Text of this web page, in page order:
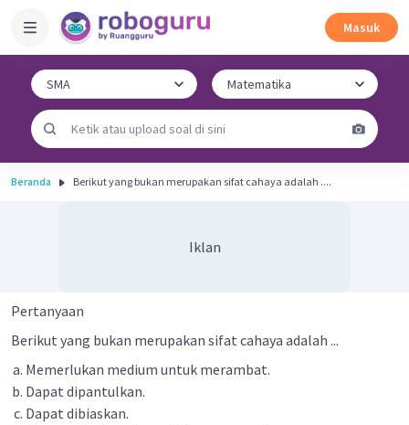
Masuk
Beranda Berikut yang bukan merupakan sifat cahaya adalah ....
Iklan
Pertanyaan
Berikut yang bukan merupakan sifat cahaya adalah ...
Memerlukan medium untuk merambat.
Dapat dipantulkan.
Dapat dibiaskan.